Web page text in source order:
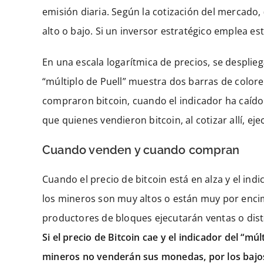
emisión diaria. Según la cotización del
alto o bajo. Si un inversor estratégico emplea
En una escala logarítmica de precios, se
“múltiplo de Puell” muestra dos barras de
compraron bitcoin, cuando el indicador ha
que quienes vendieron bitcoin, al cotizar allí,
Cuando venden y cuando compran
Cuando el precio de bitcoin está en alza y el
los mineros son muy altos o están muy por
productores de bloques ejecutarán ventas o
Si el precio de Bitcoin cae y el indicador del
mineros no venderán sus monedas, por los